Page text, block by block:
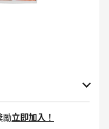
勵立即加入！